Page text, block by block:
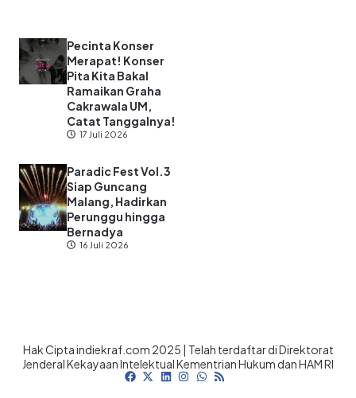
Pecinta Konser
Merapat! Konser
Pita Kita Bakal
Ramaikan Graha
Cakrawala UM,
Catat Tanggalnya!
17 Juli 2026
Paradic Fest Vol.3
Siap Guncang
Malang, Hadirkan
Perunggu hingga
Bernadya
16 Juli 2026
Hak Cipta indiekraf.com 2025 | Telah terdaftar di Direktorat
Jenderal Kekayaan Intelektual Kementrian Hukum dan HAM RI